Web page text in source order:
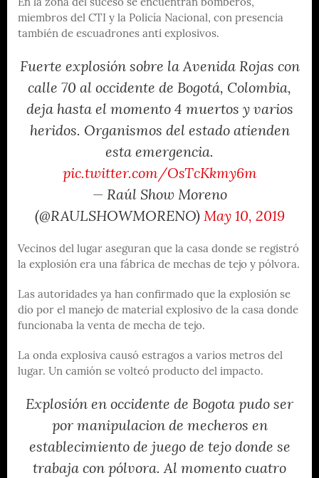
En la zona del suceso se encuentran bomberos,
miembros del CTI y la Policía Nacional, con presencia
también de escuadrones anti explosivos.
Fuerte explosión sobre la Avenida Rojas con
calle 70 al occidente de Bogotá, Colombia,
deja hasta el momento 4 muertos y varios
heridos. Organismos del estado atienden
esta emergencia.
pic.twitter.com/OsTcKkmy6m
— Raúl Show Moreno
(@RAULSHOWMORENO) May 10, 2019
Vecinos del lugar aseguran que la casa donde se registró
la explosión era una fábrica de mechas de tejo y pólvora.
Las autoridades ya han confirmado que la explosión se
dio por el manejo de material explosivo de la casa donde
funcionaba la venta de mecha de tejo.
La onda explosiva causó estragos a varios metros del
lugar. Un camión se volteó producto del impacto.
Explosión en occidente de Bogota pudo ser
por manipulacion de mecheros en
establecimiento de juego de tejo donde se
trabaja con pólvora. Al momento cuatro